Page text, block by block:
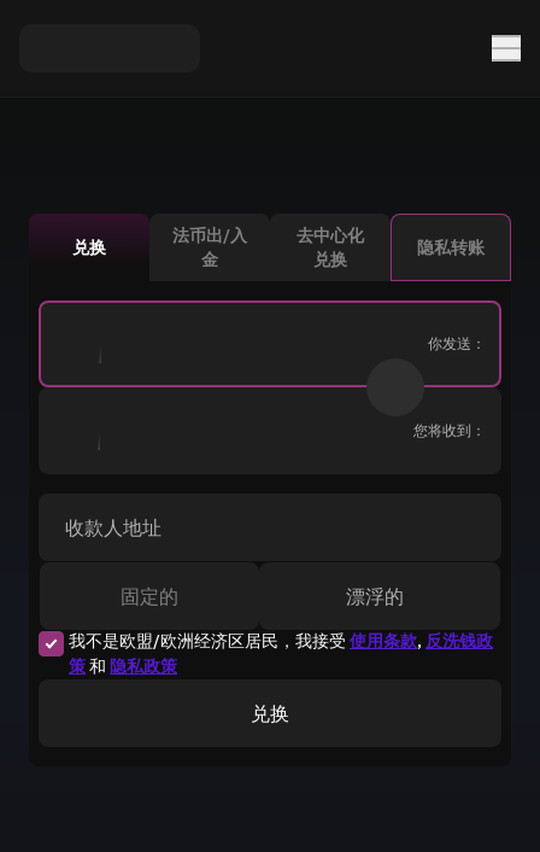
兑换
法币出/入
金
去中心化
兑换
隐私转账
你发送：
您将收到：
收款人地址
我不是欧盟/欧洲经济区居民，我接受 使用条款, 反洗钱政
策和 隐私政策
固定的 漂浮的
兑换